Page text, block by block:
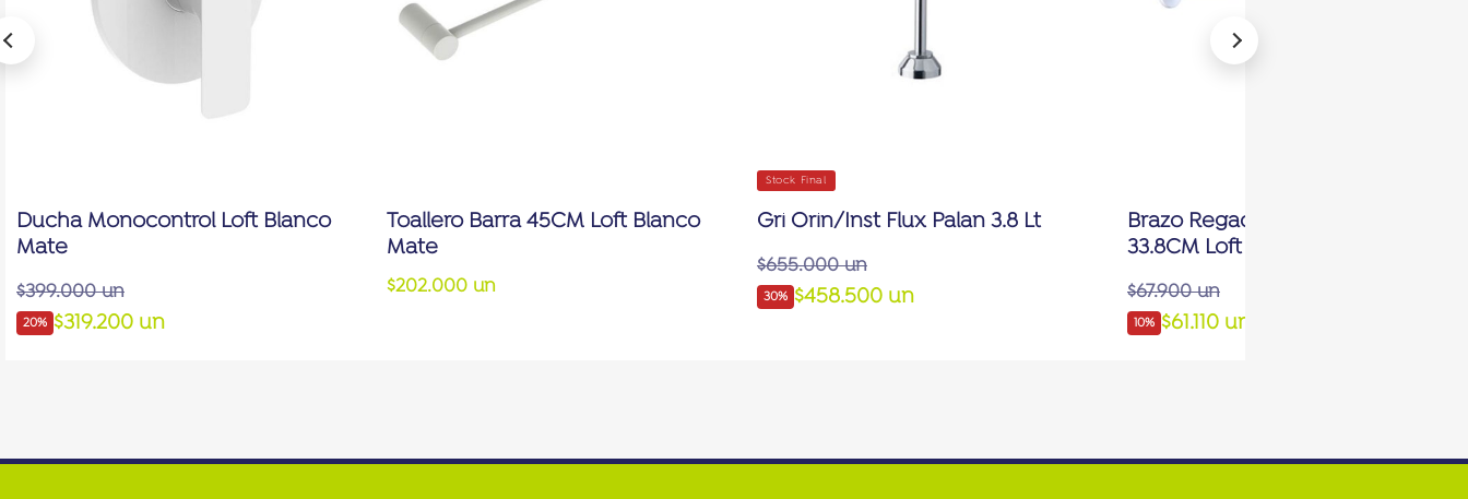
Ducha Monocontrol Loft Blanco
Mate
$399.000 un
20% $319.200 un
Toallero Barra 45CM Loft Blanco
Mate
$202.000 un
Stock Final
Gri Orin/Inst Flux Palan 3.8 Lt
$655.000 un
30% $458.500 un
Brazo Regadera De Baño A Pared
33.8CM Loft Blanco Mate
$67.900 un
10% $61.110 un